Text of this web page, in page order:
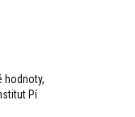
hodnoty,
Pí